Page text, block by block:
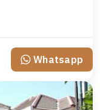
Whatsapp